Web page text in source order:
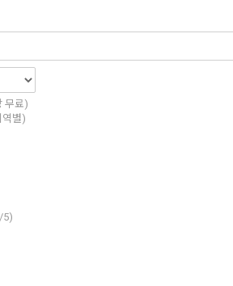
무료)
역별)
/5)